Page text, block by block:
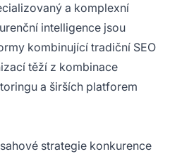
a komplexní
intelligence jsou
kombinující tradiční SEO
těží z kombinace
a širších platforem
strategie konkurence